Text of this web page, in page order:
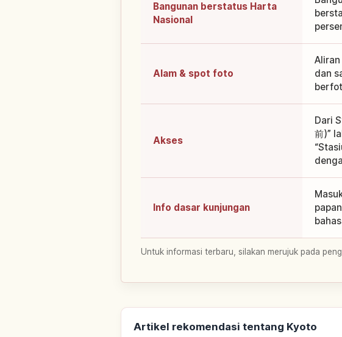
Bangunan berstatus Harta
Nasional
Alam & spot foto
dan
Akses
Dari
前)”
Info dasar kunjungan
Untuk informasi terbaru, silakan merujuk pada
Artikel rekomendasi tentang Kyoto